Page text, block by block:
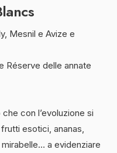
Mesnil e Avize e
Réserve delle annate
con l’evoluzione si
esotici, ananas,
a evidenziare